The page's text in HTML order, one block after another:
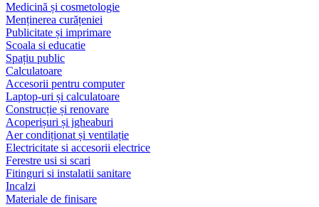
Medicină și cosmetologie
Menținerea curățeniei
Publicitate și imprimare
Scoala si educatie
Spațiu public
Calculatoare
Accesorii pentru computer
Laptop-uri și calculatoare
Construcție și renovare
Acoperișuri și jgheaburi
Aer condiționat și ventilație
Electricitate si accesorii electrice
Ferestre usi si scari
Fitinguri si instalatii sanitare
Incalzi
Materiale de finisare